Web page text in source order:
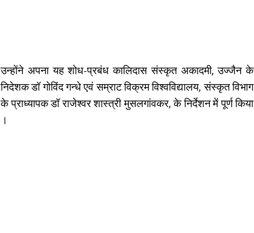
उन्होंने अपना यह शोध-प्रबंध कालिदास संस्कृत अकादमी, उज्जैन के
निदेशक डॉ गोविंद गन्धे एवं सम्राट विक्रम विश्वविद्यालय, संस्कृत विभाग
के प्राध्यापक डॉ राजेश्वर शास्त्री मुसलगांवकर, के निर्देशन में पूर्ण किया
।